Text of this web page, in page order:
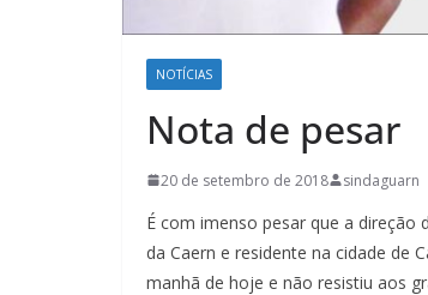
NOTÍCIAS
Nota de pesar
20 de setembro de 2018 sindaguarn
É com imenso pesar que a direção
da Caern e residente na cidade de
manhã de hoje e não resistiu aos